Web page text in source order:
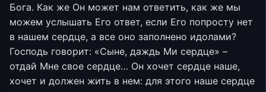
Бога. Как же Он может нам ответить, как же мы
можем услышать Его ответ, если Его попросту нет
в нашем сердце, а все оно заполнено идолами?
Господь говорит: «Сыне, даждь Ми сердце» –
отдай Мне свое сердце… Он хочет сердце наше,
хочет и должен жить в нем: для этого наше сердце